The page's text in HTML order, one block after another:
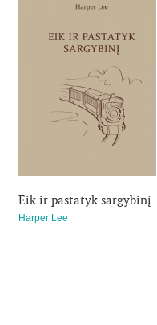
Eik ir pastatyk sargybinį
Harper Lee